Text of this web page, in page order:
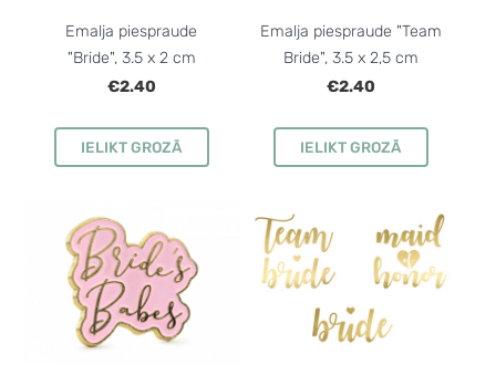
Emalja piespraude
"Bride", 3.5 x 2 cm
€2.40
IELIKT GROZĀ
Emalja piespraude "Team
Bride", 3.5 x 2,5 cm
€2.40
IELIKT GROZĀ